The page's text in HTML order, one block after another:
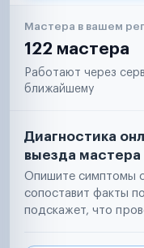
Мастера в вашем
122 мастера
Работают через
ближайшему
Диагностика
выезда мастера
Опишите симптомы
сопоставит факты
подскажет, что